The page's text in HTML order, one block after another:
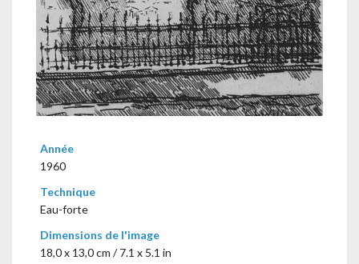
Année
1960
Technique
Eau-forte
Dimensions de l'image
18,0 x 13,0 cm / 7.1 x 5.1 in